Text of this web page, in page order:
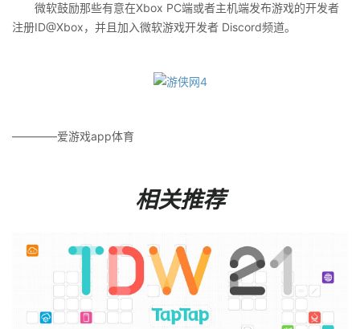
微软鼓励那些有意在Xbox PC端或者主机端发布游戏的开发者
注册ID@Xbox，并且加入微软游戏开发者 Discord频道。
————爱游戏app体育
相关推荐